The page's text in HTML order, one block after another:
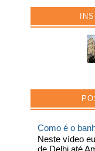
Como é o
Neste vídeo
de Delhi até